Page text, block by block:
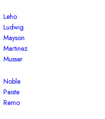
Leho
Ludwig
Mayson
Martinez
Musser
Noble
Paiste
Remo